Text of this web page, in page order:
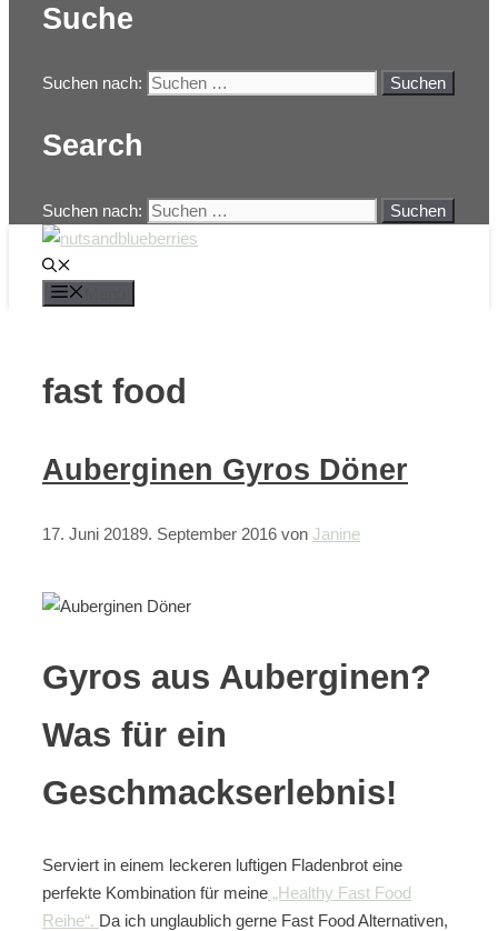
Suche
Suchen nach:
Search
Suchen nach:
fast food
Auberginen Gyros Döner
17. Juni 20189. September 2016 von Janine
Gyros aus Auberginen?
Was für ein
Geschmackserlebnis!
Serviert in einem leckeren luftigen Fladenbrot eine
perfekte Kombination für meine „Healthy Fast Food
Reihe“. Da ich unglaublich gerne Fast Food Alternativen,